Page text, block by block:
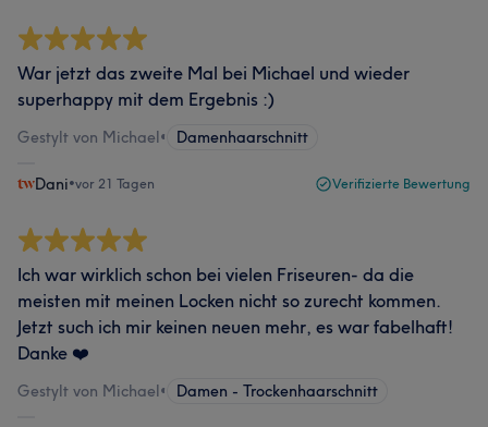
War jetzt das zweite Mal bei Michael und wieder
superhappy mit dem Ergebnis :)
Gestylt von Michael• Damenhaarschnitt
Dani•vor 21 Tagen Verifizierte Bewertung
Ich war wirklich schon bei vielen Friseuren- da die
meisten mit meinen Locken nicht so zurecht kommen.
Jetzt such ich mir keinen neuen mehr, es war fabelhaft!
Danke ❤️
Gestylt von Michael• Damen - Trockenhaarschnitt